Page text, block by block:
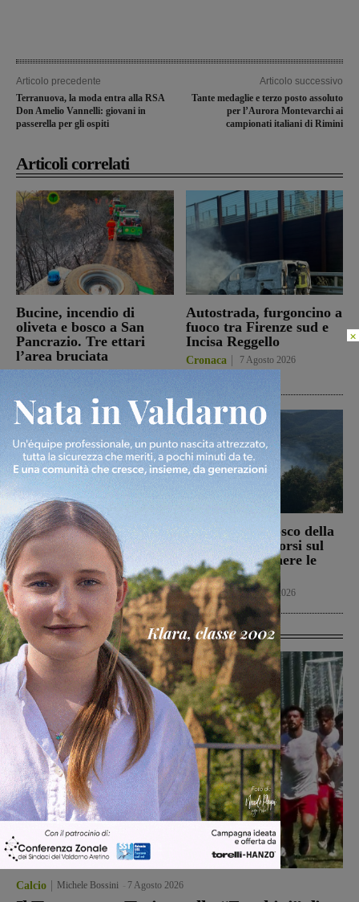
Articolo precedente
Terranuova, la moda entra alla RSA
Don Amelio Vannelli: giovani in
passerella per gli ospiti
Articolo successivo
Tante medaglie e terzo posto assoluto
per l’Aurora Montevarchi ai
campionati italiani di Rimini
Articoli correlati
Bucine, incendio di
oliveta e bosco a San
Pancrazio. Tre ettari
l’area bruciata
Autostrada, furgoncino a
fuoco tra Firenze sud e
Incisa Reggello
Cronaca 7 Agosto 2026
Il Terranuova Traiana
allo “Zecchini” di
Grosseto per una gara
amichevole
Calcio 7 Agosto 2026
Incendio nel bosco della
Trappola. Soccorsi sul
posto per spegnere le
fiamme
Cronaca 7 Agosto 2026
Ultime Calcio
Calcio Michele Bossini 7 Agosto 2026
×